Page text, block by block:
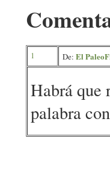
1 De: El
Habrá que
palabra